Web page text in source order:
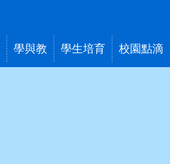
學與教 學生培育 校園點滴